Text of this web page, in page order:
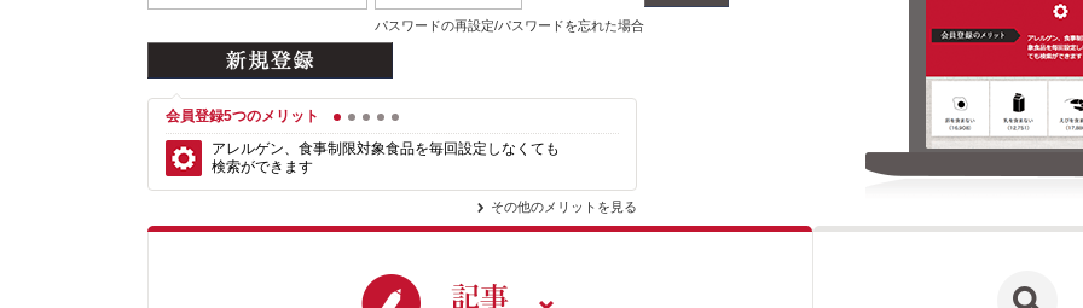
パスワードの再設定/パスワードを忘れた場合
会員登録5つのメリット 1 2 3 4
アレルゲン、食事制限対象食品を毎回設定しなくても
検索ができます
自分のアレルゲン、制限対象食品を含まない
その他のメリットを見る